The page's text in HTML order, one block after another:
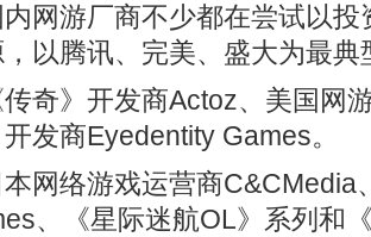
网游厂商不少都在尝试以
以腾讯、完美、盛大为最典
奇》开发商Actoz、美国网
开发商Eyedentity Games。
网络游戏运营商C&CMedia
、《星际迷航OL》系列和